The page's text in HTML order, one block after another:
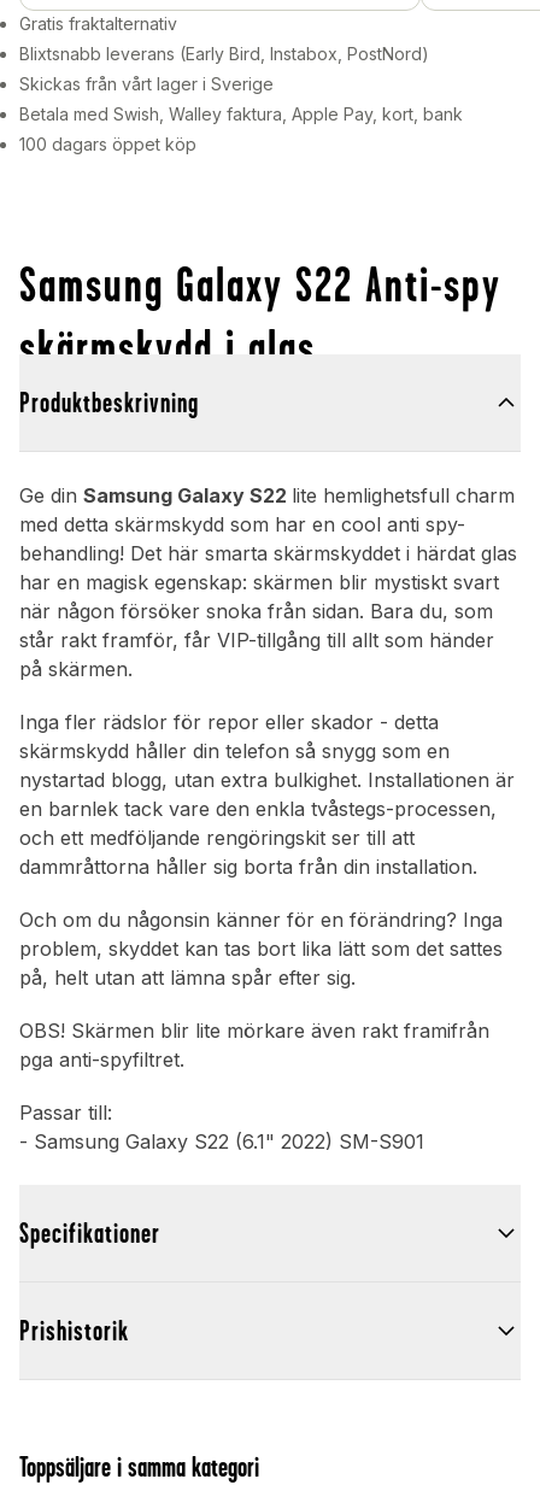
Gratis fraktalternativ
Blixtsnabb leverans (Early Bird, Instabox, PostNord)
Skickas från vårt lager i Sverige
Betala med Swish, Walley faktura, Apple Pay, kort, bank
100 dagars öppet köp
Samsung Galaxy S22 Anti-spy
skärmskydd i glas
Produktbeskrivning
Ge din Samsung Galaxy S22 lite hemlighetsfull charm
med detta skärmskydd som har en cool anti spy-
behandling! Det här smarta skärmskyddet i härdat glas
har en magisk egenskap: skärmen blir mystiskt svart
när någon försöker snoka från sidan. Bara du, som
står rakt framför, får VIP-tillgång till allt som händer
på skärmen.
Inga fler rädslor för repor eller skador - detta
skärmskydd håller din telefon så snygg som en
nystartad blogg, utan extra bulkighet. Installationen är
en barnlek tack vare den enkla tvåstegs-processen,
och ett medföljande rengöringskit ser till att
dammråttorna håller sig borta från din installation.
Och om du någonsin känner för en förändring? Inga
problem, skyddet kan tas bort lika lätt som det sattes
på, helt utan att lämna spår efter sig.
OBS! Skärmen blir lite mörkare även rakt framifrån
pga anti-spyfiltret.
Passar till:
- Samsung Galaxy S22 (6.1" 2022) SM-S901
Specifikationer
Prishistorik
Toppsäljare i samma kategori